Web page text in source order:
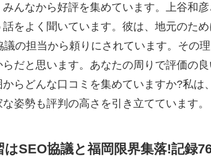
んなから好評を集めています。上谷和
をよく聞いています。彼は、地元のた
の担当から頼りにされています。その
だと思います。あなたの周りで評価の
からどんな口コミを集めていますか?私は
姿勢も評判の高さを引き立てています。
はSEO協議と福岡限界集落!記録